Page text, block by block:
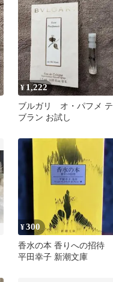
¥1,222
ブルガリ オ・パフメ テ
ブラン お試し
¥300
香水の本 香りへの招待
平田幸子 新潮文庫